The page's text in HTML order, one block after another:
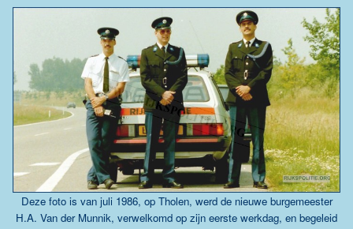
Deze foto is van juli 1986, op Tholen, werd de nieuwe burgemeester
H.A. Van der Munnik, verwelkomd op zijn eerste werkdag, en begeleid